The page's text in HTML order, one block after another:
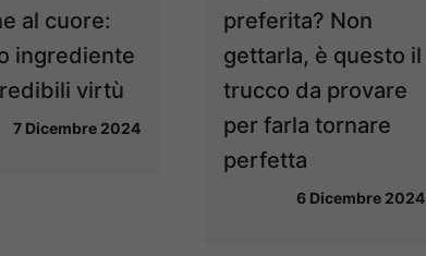
al cuore:
ingrediente
virtù
7 Dicembre 2024
preferita? Non
gettarla, è questo il
trucco da provare
per farla tornare
perfetta
6 Dicembre 2024